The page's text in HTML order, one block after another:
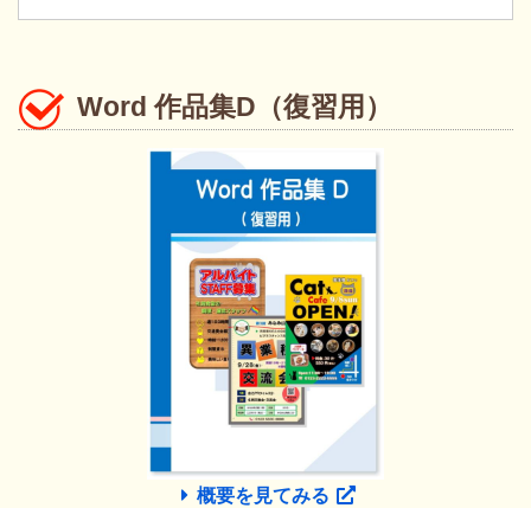
Word 作品集D（復習用）
概要を見てみる